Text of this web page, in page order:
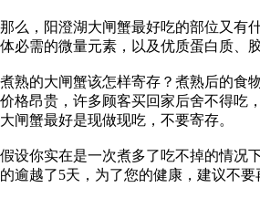
那么，阳澄湖大闸蟹最好吃的部位又有
体必需的微量元素，以及优质蛋白质、
煮熟的大闸蟹该怎样寄存？煮熟后的食
价格昂贵，许多顾客买回家后舍不得吃
大闸蟹最好是现做现吃，不要寄存。
假设你实在是一次煮多了吃不掉的情况
的逾越了5天，为了您的健康，建议不要